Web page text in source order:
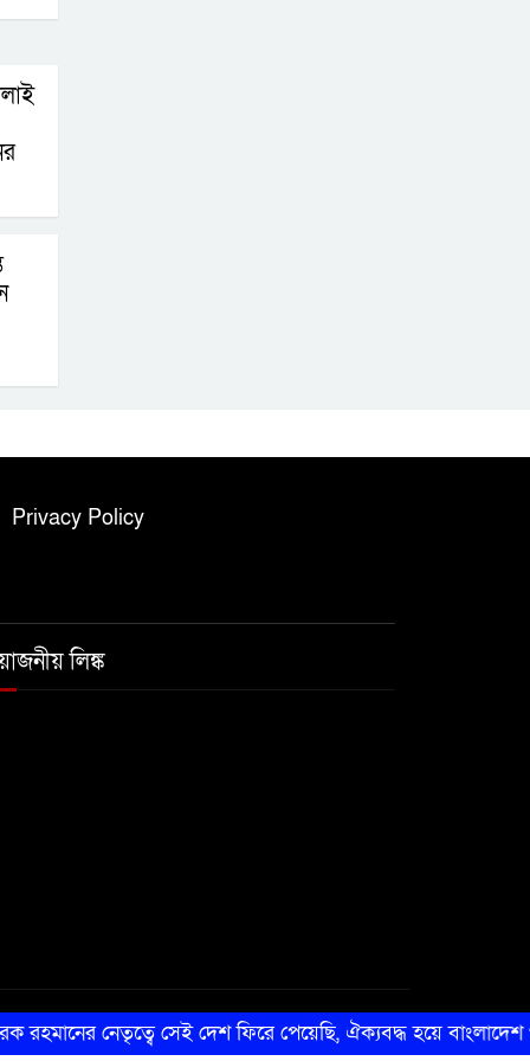
Privacy Policy
লিঙ্ক
কারিগরি সহযোগিতায় সীমান্ত আইটি
রহমানের নেতৃত্বে সেই দেশ ফিরে পেয়েছি, ঐক্যবদ্ধ হয়ে বাংলাদেশ